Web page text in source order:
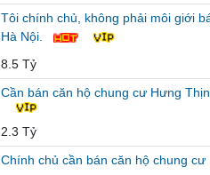
Tôi chính chủ, không phải môi giới
Hà Nội.
8.5 Tỷ
Cần bán căn hộ chung cư Hưng
2.3 Tỷ
Chính chủ cần bán căn hộ chung